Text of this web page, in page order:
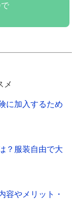
メ
に加入するため
？服装自由で大
容やメリット・